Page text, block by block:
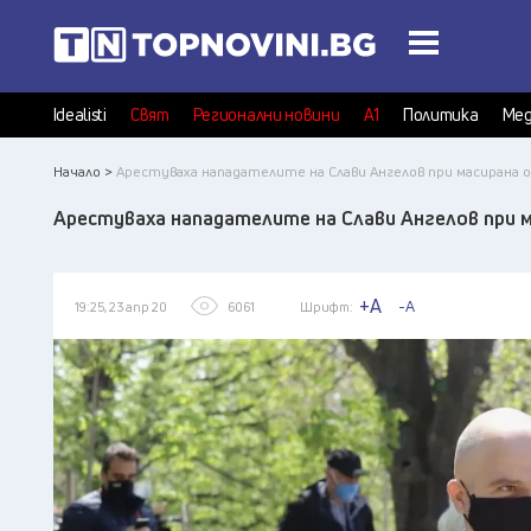
Idealisti Свят Регионални новини А1 Политика
Начало > Арестуваха нападателите на Слави Ангелов при масирана
Арестуваха нападателите на Слави Ангелов при
19:25, 23 апр 20 6061 Шрифт: +A -A